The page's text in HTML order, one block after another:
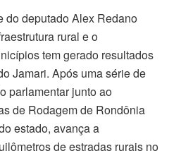
do deputado Alex Redano
rural e o
tem gerado resultados
Jamari. Após uma série de
parlamentar junto ao
de Rodagem de Rondônia
estado, avança a
de estradas rurais no